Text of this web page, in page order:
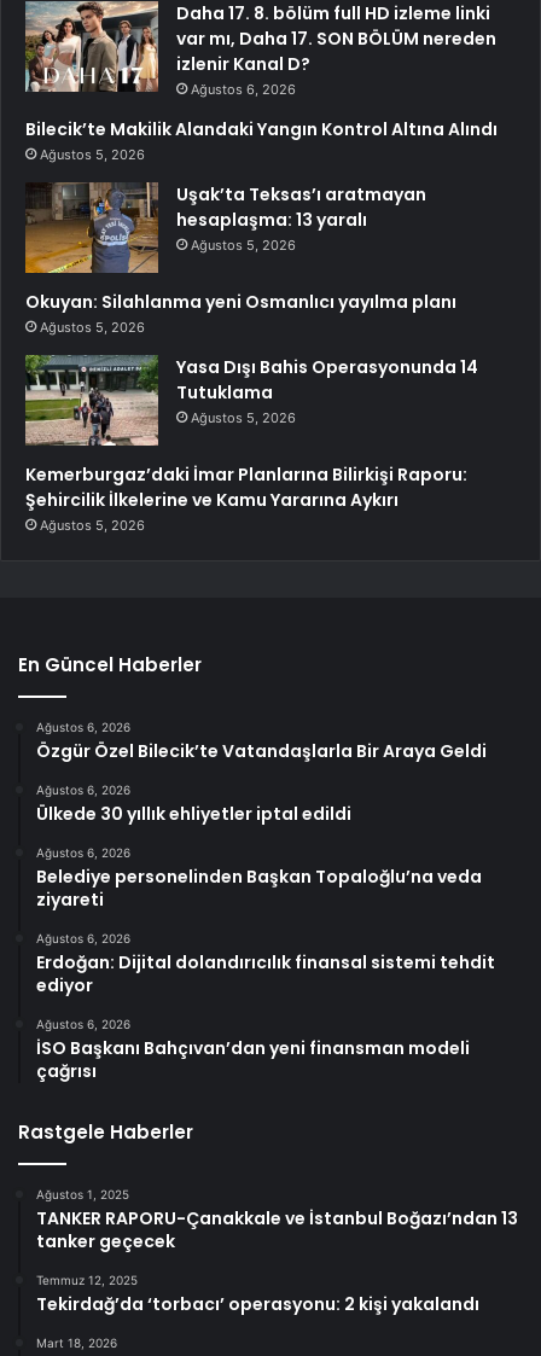
Daha 17. 8. bölüm full HD izleme linki
var mı, Daha 17. SON BÖLÜM nereden
izlenir Kanal D?
Ağustos 6, 2026
Bilecik’te Makilik Alandaki Yangın Kontrol Altına Alındı
Ağustos 5, 2026
Uşak’ta Teksas’ı aratmayan
hesaplaşma: 13 yaralı
Ağustos 5, 2026
Okuyan: Silahlanma yeni Osmanlıcı yayılma planı
Ağustos 5, 2026
Yasa Dışı Bahis Operasyonunda 14
Tutuklama
Ağustos 5, 2026
Kemerburgaz’daki İmar Planlarına Bilirkişi Raporu:
Şehircilik İlkelerine ve Kamu Yararına Aykırı
Ağustos 5, 2026
En Güncel Haberler
Ağustos 6, 2026
Özgür Özel Bilecik’te Vatandaşlarla Bir Araya Geldi
Ağustos 6, 2026
Ülkede 30 yıllık ehliyetler iptal edildi
Ağustos 6, 2026
Belediye personelinden Başkan Topaloğlu’na veda
ziyareti
Ağustos 6, 2026
Erdoğan: Dijital dolandırıcılık finansal sistemi tehdit
ediyor
Ağustos 6, 2026
İSO Başkanı Bahçıvan’dan yeni finansman modeli
çağrısı
Rastgele Haberler
Ağustos 1, 2025
TANKER RAPORU-Çanakkale ve İstanbul Boğazı’ndan 13
tanker geçecek
Temmuz 12, 2025
Tekirdağ’da ‘torbacı’ operasyonu: 2 kişi yakalandı
Mart 18, 2026